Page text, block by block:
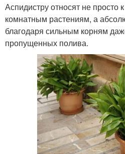
Аспидистру относят не просто
комнатным растениям, а
благодаря сильным корням
пропущенных полива.